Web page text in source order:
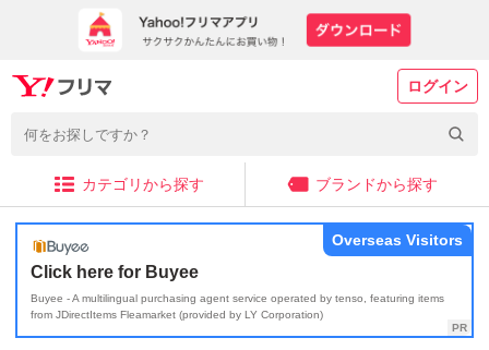
ログイン
カテゴリから探す ブランドから探す
Click here for Buyee
Buyee - A multilingual purchasing agent service operated by tenso, featuring items
from JDirectItems Fleamarket (provided by LY Corporation)
Overseas Visitors